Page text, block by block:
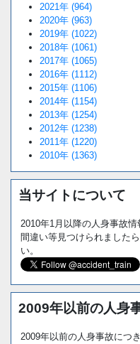
2021年 (964)
2020年 (963)
2019年 (1022)
2018年 (1061)
2017年 (1065)
2016年 (1112)
2015年 (1106)
2014年 (1154)
2013年 (1254)
2012年 (1238)
2011年 (1220)
2010年 (1363)
当サイトについて
2010年1月以降の人身事故情
間違い等見つけられました
い。
2009年以前の人身
2009年以前の人身事故につ